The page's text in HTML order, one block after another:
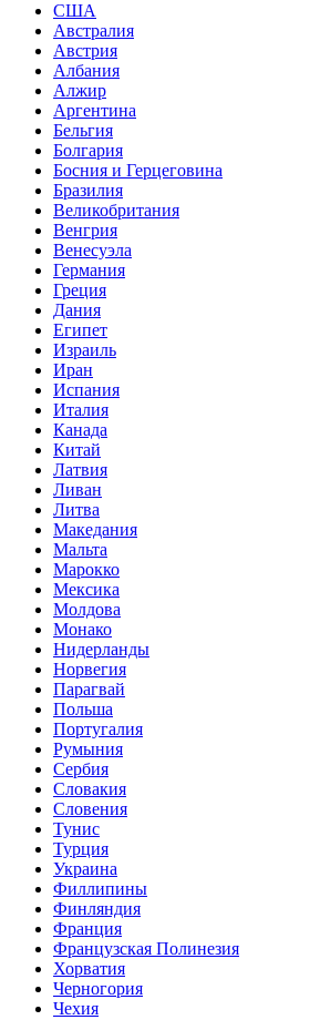
США
Австралия
Австрия
Албания
Алжир
Аргентина
Бельгия
Болгария
Босния и Герцеговина
Бразилия
Великобритания
Венгрия
Венесуэла
Германия
Греция
Дания
Египет
Израиль
Иран
Испания
Италия
Канада
Китай
Латвия
Ливан
Литва
Македания
Мальта
Марокко
Мексика
Молдова
Монако
Нидерланды
Норвегия
Парагвай
Польша
Португалия
Румыния
Сербия
Словакия
Словения
Тунис
Турция
Украина
Филлипины
Финляндия
Франция
Французская Полинезия
Хорватия
Черногория
Чехия